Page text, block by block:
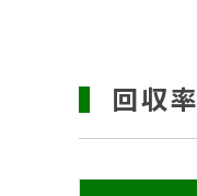
回収率